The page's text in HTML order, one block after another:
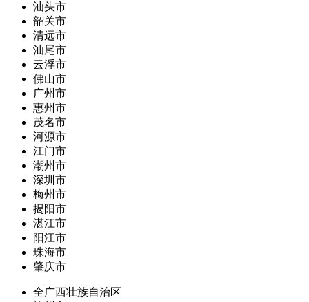
汕头市
韶关市
清远市
汕尾市
云浮市
佛山市
广州市
惠州市
茂名市
河源市
江门市
潮州市
深圳市
梅州市
揭阳市
湛江市
阳江市
珠海市
肇庆市
全广西壮族自治区